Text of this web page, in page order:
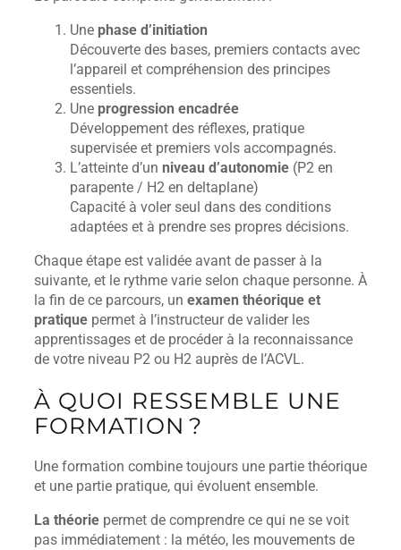
Une phase d’initiation
Découverte des bases, premiers contacts avec
l’appareil et compréhension des principes
essentiels.
Une progression encadrée
Développement des réflexes, pratique
supervisée et premiers vols accompagnés.
L’atteinte d’un niveau d’autonomie (P2 en
parapente / H2 en deltaplane)
Capacité à voler seul dans des conditions
adaptées et à prendre ses propres décisions.
Chaque étape est validée avant de passer à la
suivante, et le rythme varie selon chaque personne. À
la fin de ce parcours, un examen théorique et
pratique permet à l’instructeur de valider les
apprentissages et de procéder à la reconnaissance
de votre niveau P2 ou H2 auprès de l’ACVL.
À QUOI RESSEMBLE UNE
FORMATION ?
Une formation combine toujours une partie théorique
et une partie pratique, qui évoluent ensemble.
La théorie permet de comprendre ce qui ne se voit
pas immédiatement : la météo, les mouvements de